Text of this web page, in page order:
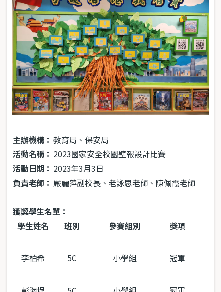
主辦機構： 教育局、保安局
活動名稱： 2023國家安全校園壁報設計比賽
活動日期： 2023年3月3日
負責老師： 嚴麗萍副校長、老詠思老師、陳佩霞老師
獲獎學生名單：
學生姓名
班別 參賽組別 獎項
李柏希 5C 小學組 冠軍